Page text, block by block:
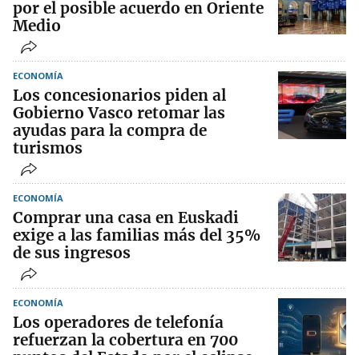
por el posible acuerdo en Oriente
Medio
ECONOMÍA
Los concesionarios piden al
Gobierno Vasco retomar las
ayudas para la compra de
turismos
ECONOMÍA
Comprar una casa en Euskadi
exige a las familias más del 35%
de sus ingresos
ECONOMÍA
Los operadores de telefonía
refuerzan la cobertura en 700